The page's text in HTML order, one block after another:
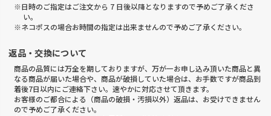
※日時のご指定はご注文から 7 日後以降となりますので予めご了承くださ
い。
※ネコポスの場合お時間の指定は出来ませんので予めご了承ください。
返品・交換について
商品の品質には万全を期しておりますが、万が一お申し込み頂いた商品と異
なる商品が届いた場合や、商品が破損していた場合は、お手数ですが商品到
着後7日以内にご連絡下さい。速やかに対応させて頂きます。
お客様のご都合による（商品の破損・汚損以外）返品は、お受けできません
ので予めご了承ください。